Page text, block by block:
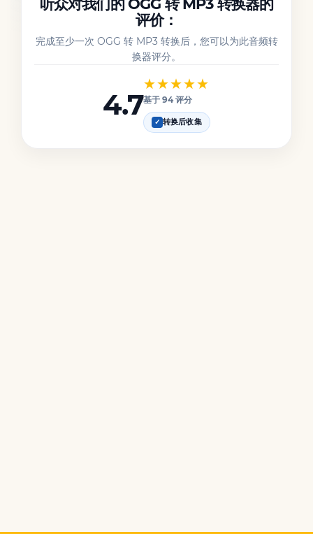
听众对我们的 OGG 转 MP3 转换器的
评价：
完成至少一次 OGG 转 MP3 转换后，您可以为此音频转
换器评分。
4.7
★★★★★
基于 94 评分
✓ 转换后收集